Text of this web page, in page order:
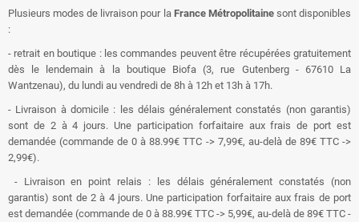
Plusieurs modes de livraison pour la France Métropolitainesont disponibles
:
- retrait en boutique : les commandes peuvent être récupérées gratuitement
dès le lendemain à la boutique Biofa (3, rue Gutenberg - 67610 La
Wantzenau), du lundi au vendredi de 8h à 12h et 13h à 17h.
- Livraison à domicile : les délais généralement constatés (non garantis)
sont de 2 à 4 jours. Une participation forfaitaire aux frais de port est
demandée (commande de 0 à 88.99€ TTC -> 7,99€, au-delà de 89€ TTC ->
2,99€).
- Livraison en point relais : les délais généralement constatés (non
garantis) sont de 2 à 4 jours. Une participation forfaitaire aux frais de port
est demandée (commande de 0 à 88.99€ TTC -> 5,99€, au-delà de 89€ TTC -